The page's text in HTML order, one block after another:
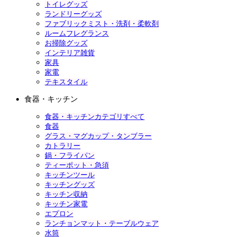
トイレグッズ
ランドリーグッズ
ファブリックミスト・洗剤・柔軟剤
ルームフレグランス
お掃除グッズ
インテリア雑貨
家具
家電
テキスタイル
食器・キッチン
食器・キッチンカテゴリすべて
食器
グラス・マグカップ・タンブラー
カトラリー
鍋・フライパン
ティーポット・急須
キッチンツール
キッチングッズ
キッチン収納
キッチン家電
エプロン
ランチョンマット・テーブルウェア
水筒